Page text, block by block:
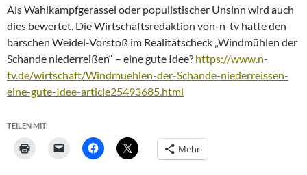
Als Wahlkampfgerassel oder populistischer Unsinn wird auch
dies bewertet. Die Wirtschaftsredaktion von-n-tv hatte den
barschen Weidel-Vorstoß im Realitätscheck „Windmühlen der
Schande niederreißen“ – eine gute Idee? https://www.n-
tv.de/wirtschaft/Windmuehlen-der-Schande-niederreissen-
eine-gute-Idee-article25493685.html
TEILEN MIT:
Mehr